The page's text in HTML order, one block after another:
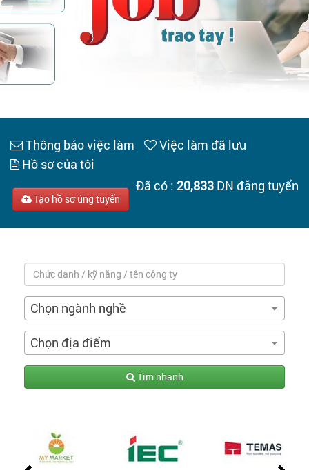
Tạo hồ sơ
Cẩm nang việc làm
Thông báo việc làm
Việc làm đã lưu
Hồ sơ của tôi
Đã có : 20,833 DN đăng tuyển
Tạo hồ sơ ứng tuyển
Chọn ngành nghề
Chọn địa điểm
Tìm nhanh